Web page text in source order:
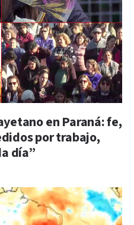
en Paraná: fe,
por trabajo,
día”